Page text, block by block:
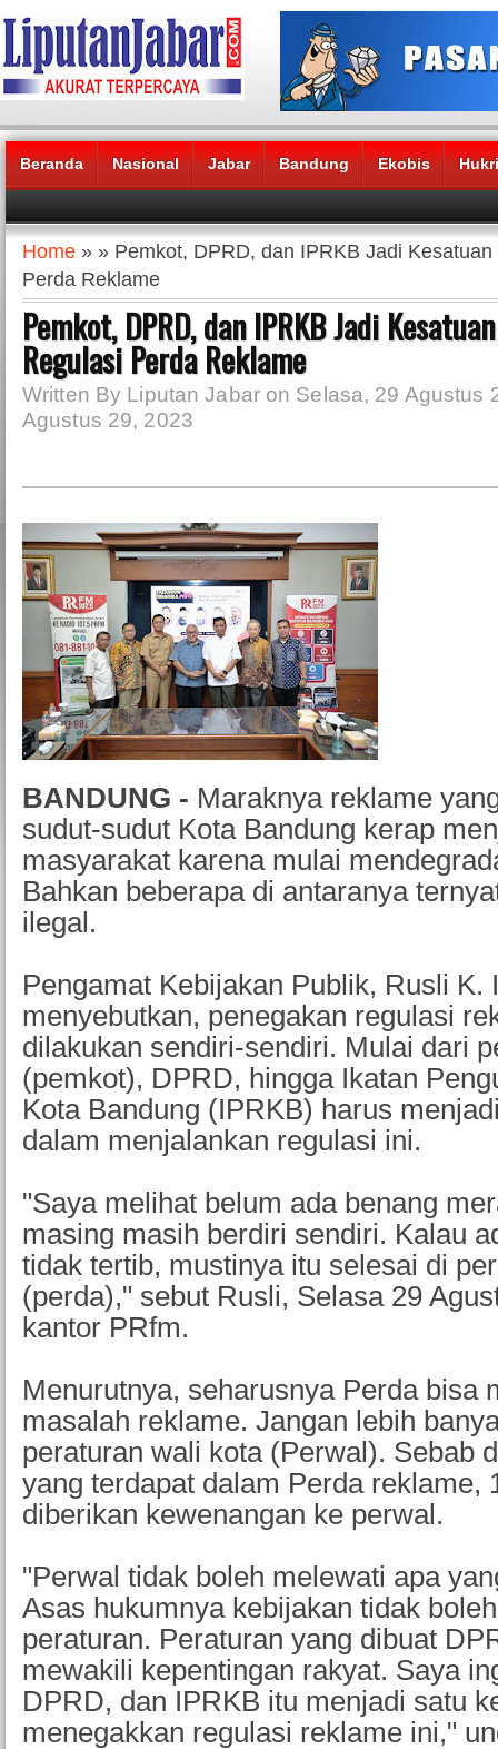
Beranda Nasional Jabar Bandung Ekobis
Headlines News :
Home » » Pemkot, DPRD, dan IPRKB Jadi
Perda Reklame
Pemkot, DPRD, dan IPRKB Jadi
Regulasi Perda Reklame
Written By Liputan Jabar on Selasa, 29 Agustus
Agustus 29, 2023
BANDUNG - Maraknya reklame
sudut-sudut Kota Bandung kerap
masyarakat karena mulai
Bahkan beberapa di antaranya
ilegal.
Pengamat Kebijakan Publik, Rusli K.
menyebutkan, penegakan regulasi
dilakukan sendiri-sendiri. Mulai dari
(pemkot), DPRD, hingga Ikatan
Kota Bandung (IPRKB) harus
dalam menjalankan regulasi ini.
"Saya melihat belum ada benang
masing masih berdiri sendiri. Kalau
tidak tertib, mustinya itu selesai di
(perda)," sebut Rusli, Selasa 29
kantor PRfm.
Menurutnya, seharusnya Perda bisa
masalah reklame. Jangan lebih
peraturan wali kota (Perwal). Sebab
yang terdapat dalam Perda reklame,
diberikan kewenangan ke perwal.
"Perwal tidak boleh melewati apa
Asas hukumnya kebijakan tidak
peraturan. Peraturan yang dibuat
mewakili kepentingan rakyat. Saya
DPRD, dan IPRKB itu menjadi satu
menegakkan regulasi reklame ini,"